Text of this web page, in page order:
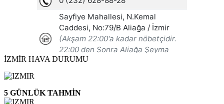
İZMİR HAVA DURUMU
5 GÜNLÜK TAHMİN